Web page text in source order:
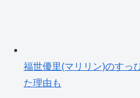
福世優里(マリリン)のすっ
た理由も